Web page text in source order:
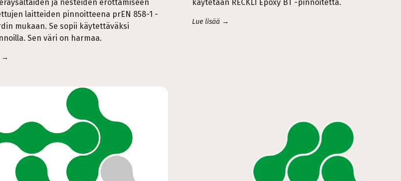
ja nesteiden erottamiseen
laitteiden pinnoitteena prEN 858-1 -
mukaan. Se sopii käytettäväksi
Sen väri on harmaa.
→
käytetään RECKLI Epoxy BT -pinnoitetta.
Lue lisää →